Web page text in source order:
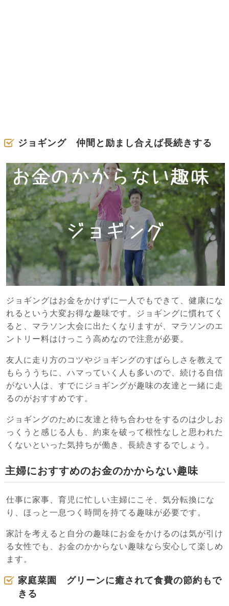
ジョギング 仲間と励まし合えば長続きする
ジョギングはお金をかけずに一人でもできて、健康にな
れるという大変お得な趣味です。ジョギングに慣れてく
ると、マラソン大会に出たくなりますが、マラソンのエ
ントリー料はけっこう高めなので注意が必要。
友人に走り方のコツやジョギングのすばらしさを教えて
もらううちに、ハマっていく人も多いので、続ける自信
がない人は、すでにジョギングが趣味の友達と一緒に走
るのがおすすめです。
ジョギングのために友達と待ち合わせをするのは少しお
っくうと感じる人も、約束を破って根性なしと思われた
くないといった気持ちが働き、長続きするでしょう。
主婦におすすめのお金のかからない趣味
仕事に家事、育児に忙しい主婦にこそ、気分転換にな
り、ほっと一息つく時間を持てる趣味が必要です。
家計を考えると自分の趣味にお金をかけるのは気が引け
る女性でも、お金のかからない趣味なら安心して楽しめ
ます。
家庭菜園 グリーンに癒されて食費の節約もで
きる